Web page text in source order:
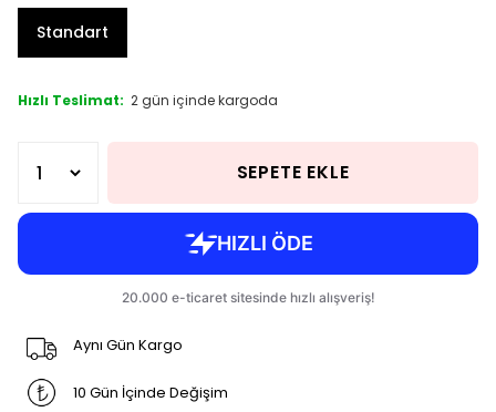
Standart
Hızlı Teslimat: 2 gün içinde kargoda
SEPETE EKLE
Aynı Gün Kargo
10 Gün İçinde Değişim